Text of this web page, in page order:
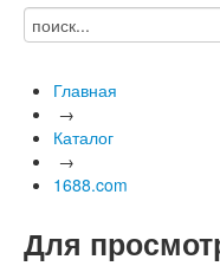
Главная
→
Каталог
→
1688.com
Для